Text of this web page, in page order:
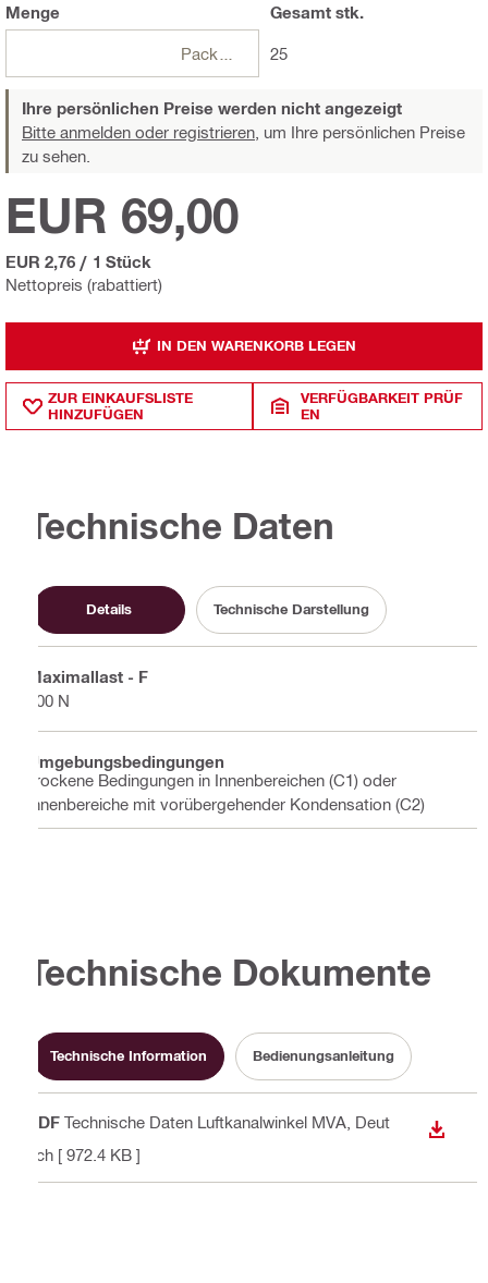
Menge
Packungen
Gesamtstk.
25
Ihre persönlichen Preise werden nicht angezeigt
Bitte anmelden oder registrieren, um Ihre persönlichen Preise
zu sehen.
Nettopreis (rabattiert)
EUR 69,00
EUR 2,76 / 1 Stück
IN DEN WARENKORB LEGEN
ZUR EINKAUFSLISTE
HINZUFÜGEN
VERFÜGBARKEIT PRÜF
EN
Technische Daten
Details Technische Darstellung
Maximallast - F
600 N
Umgebungsbedingungen
Trockene Bedingungen in Innenbereichen (C1) oder
Innenbereiche mit vorübergehender Kondensation (C2)
Technische Dokumente
Technische Information Bedienungsanleitung
PDF Technische Daten Luftkanalwinkel MVA , Deut
sch [ 972.4 KB ]